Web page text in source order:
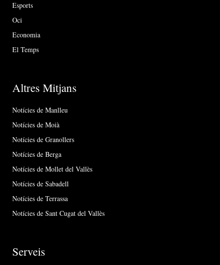
Esports
Oci
Economia
El Temps
Altres Mitjans
Notícies de Manlleu
Notícies de Moià
Notícies de Granollers
Notícies de Berga
Notícies de Mollet del Vallès
Notícies de Sabadell
Notícies de Terrassa
Notícies de Sant Cugat del Vallès
Serveis